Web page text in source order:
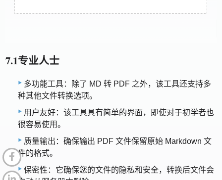
7.1专业人士
多功能工具：除了 MD 转 PDF 之外，该工具还支持多
种其他文件转换选项。
用户友好：该工具具有简单的界面，即使对于初学者也
很容易使用。
质量输出：确保输出 PDF 文件保留原始 Markdown 文
件的格式。
保密性：它确保您的文件的隐私和安全，转换后文件会